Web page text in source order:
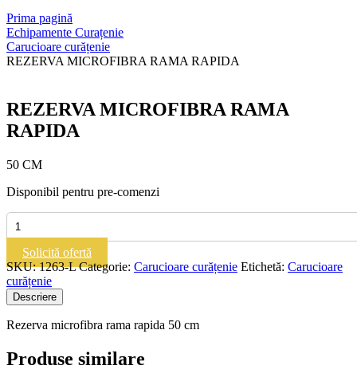
Prima pagină
Echipamente Curațenie
Carucioare curățenie
REZERVA MICROFIBRA RAMA RAPIDA
REZERVA MICROFIBRA RAMA
RAPIDA
50 CM
Disponibil pentru pre-comenzi
Cantitate
REZERVA
MICROFIBRA
RAMA
RAPIDA
Solicită ofertă
SKU:1263-L Categorie: Carucioare curățenie Etichetă: Carucioare
curățenie
Descriere
Rezerva microfibra rama rapida 50 cm
Produse similare